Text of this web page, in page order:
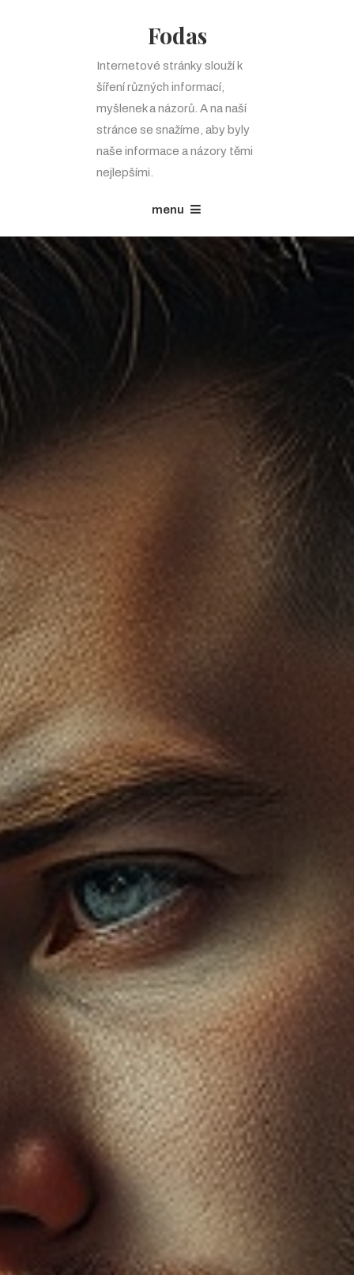
Fodas
Internetové stránky slouží k
šíření různých informací,
myšlenek a názorů. A na naší
stránce se snažíme, aby byly
naše informace a názory těmi
nejlepšími.
menu